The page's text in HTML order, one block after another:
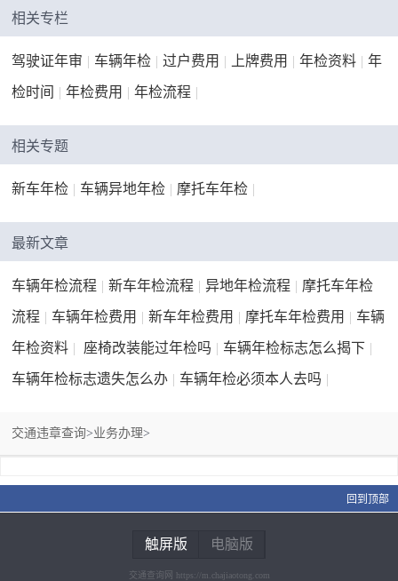
相关专栏
驾驶证年审 | 车辆年检 | 过户费用 | 上牌费用 | 年检资料 | 年
检时间 | 年检费用 | 年检流程 |
相关专题
新车年检 | 车辆异地年检 | 摩托车年检 |
最新文章
车辆年检流程 | 新车年检流程 | 异地年检流程 | 摩托车年检
流程 | 车辆年检费用 | 新车年检费用 | 摩托车年检费用 | 车辆
年检资料 | 座椅改装能过年检吗 | 车辆年检标志怎么揭下 |
车辆年检标志遗失怎么办 | 车辆年检必须本人去吗 |
交通违章查询>业务办理>
回到顶部
触屏版 电脑版
交通查询网 https://m.chajiaotong.com